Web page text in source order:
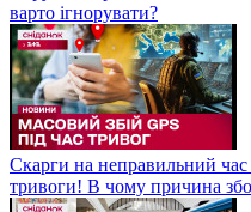
варто ігнорувати?
Скарги на неправильний час
тривоги! В чому причина